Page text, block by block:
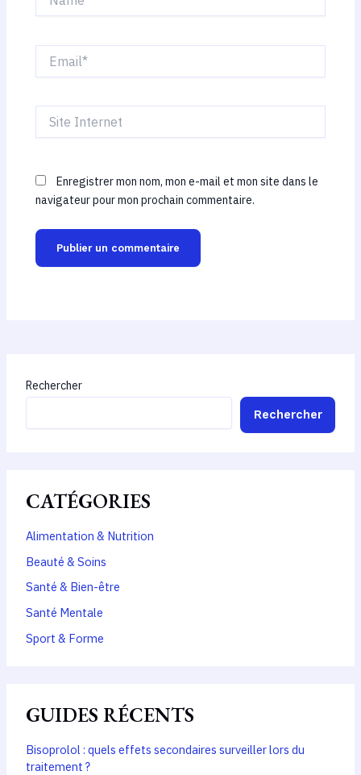
Internet
Enregistrer mon nom, mon e-mail et mon site dans le
navigateur pour mon prochain commentaire.
Rechercher
Rechercher
CATÉGORIES
Alimentation & Nutrition
Beauté & Soins
Santé & Bien-être
Santé Mentale
Sport & Forme
GUIDES RÉCENTS
Bisoprolol : quels effets secondaires surveiller lors du
traitement ?